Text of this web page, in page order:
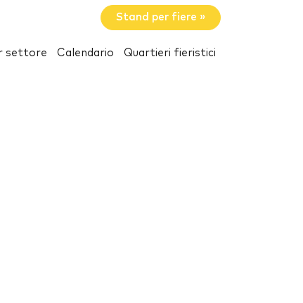
Stand per fiere »
settore Calendario Quartieri fieristici